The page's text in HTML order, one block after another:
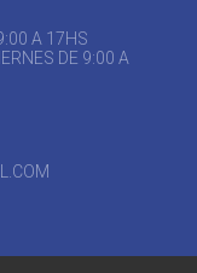
A 17HS
DE 9:00 A